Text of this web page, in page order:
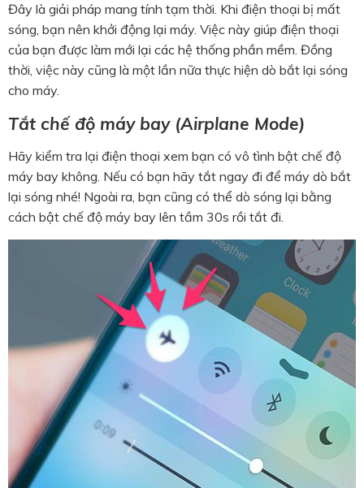
Đây là giải pháp mang tính tạm thời. Khi điện thoại bị mất
sóng, bạn nên khởi động lại máy. Việc này giúp điện thoại
của bạn được làm mới lại các hệ thống phần mềm. Đồng
thời, việc này cũng là một lần nữa thực hiện dò bắt lại sóng
cho máy.
Tắt chế độ máy bay (Airplane Mode)
Hãy kiểm tra lại điện thoại xem bạn có vô tình bật chế độ
máy bay không. Nếu có bạn hãy tắt ngay đi để máy dò bắt
lại sóng nhé! Ngoài ra, bạn cũng có thể dò sóng lại bằng
cách bật chế độ máy bay lên tầm 30s rồi tắt đi.